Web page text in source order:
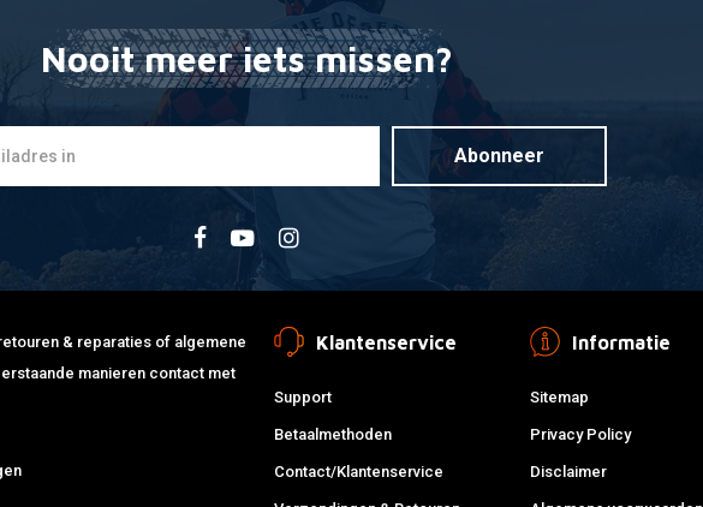
Toevoegen aan winkelwagen
NGK
Bougiedop SD05F NGK8022
€5,28
Nooit meer iets missen?
Abonneer
& reparaties of algemene
manieren contact met
Klantenservice
Support
Betaalmethoden
Contact/Klantenservice
Informatie
Sitemap
Privacy Policy
Disclaimer